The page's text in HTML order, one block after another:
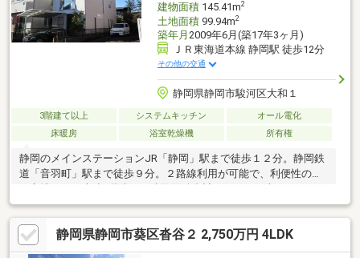
建物面積145.41m2
土地面積99.94m2
築年月 2009年6月(築17年3ヶ月)
ＪＲ東海道本線 静岡駅 徒歩12分
その他の交通
静岡県静岡市駿河区大和１
3階建て以上 システムキッチン
オール電化
床暖房
浴室乾燥機 所有権
静岡のメインステーションJR「静岡」駅まで徒歩１２分。静岡鉄
道「音羽町」駅まで徒歩９分。２路線利用が可能で、利便性の良
たりお住まいいただけます。断熱性、気密性にすぐれた外断熱。
通風も良好です。居室やリビングダイニングの窓は複層ガラス。2
階から3階にかけて吹き抜けがあり、開放感があります。白を基調
にした室内は、明るく広く感じられます。また、室内状態も良好
静岡県静岡市葵区沓谷２ 2,750万円 4LDK